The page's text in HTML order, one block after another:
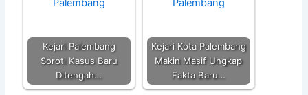
Kejari Palembang
Soroti Kasus Baru
Ditengah…
Kejari Kota Palembang
Makin Masif Ungkap
Fakta Baru…